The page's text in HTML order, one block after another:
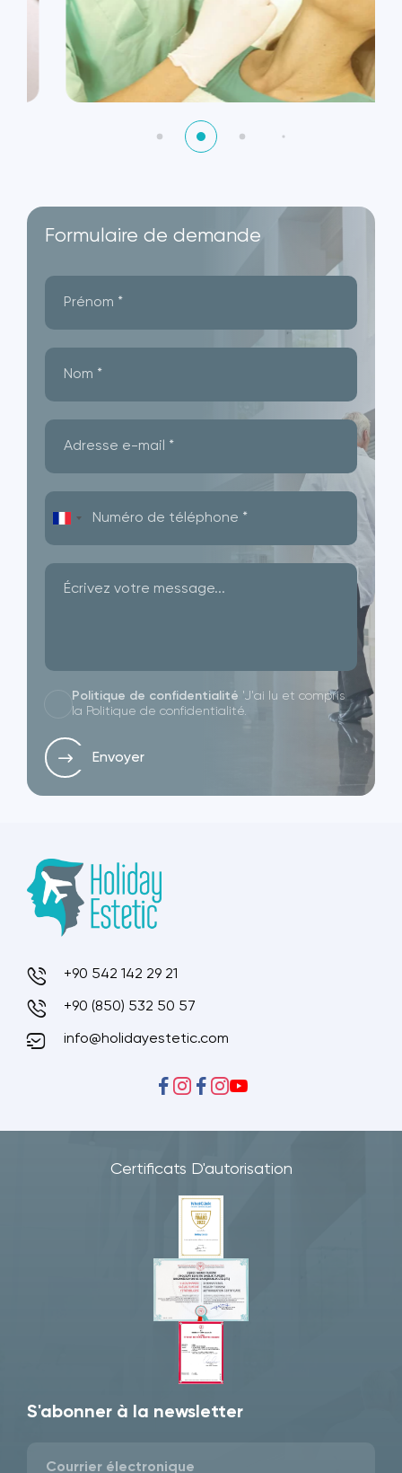
Formulaire de demande
Politique de confidentialité 'J'ai lu et compris
la Politique de confidentialité.
Envoyer
+90 542 142 29 21
+90 (850) 532 50 57
info@holidayestetic.com
Certificats D'autorisation
S'abonner à la newsletter